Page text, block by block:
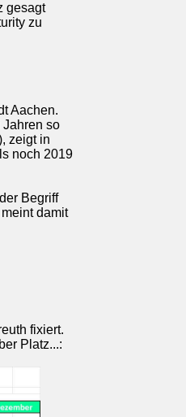
gesagt
zu
Aachen.
Jahren so
zeigt in
noch 2019
Begriff
damit
fixiert.
Platz...: